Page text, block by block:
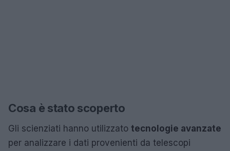
Cosa è stato scoperto
Gli scienziati hanno utilizzato tecnologie avanzate
per analizzare i dati provenienti da telescopi